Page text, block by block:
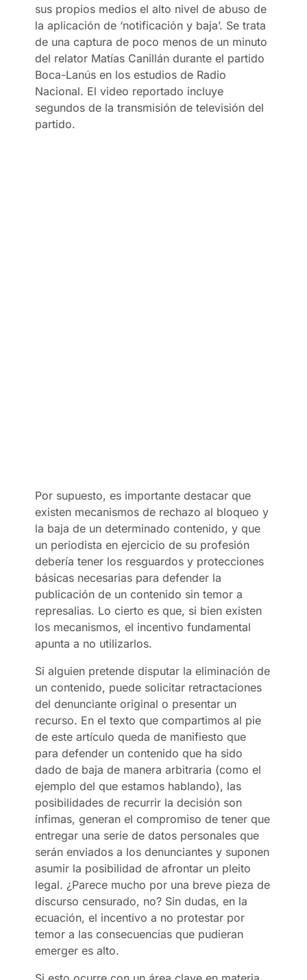
sus propios medios el alto nivel de abuso de
la aplicación de ‘notificación y baja’. Se trata
de una captura de poco menos de un minuto
del relator Matías Canillán durante el partido
Boca-Lanús en los estudios de Radio
Nacional. El video reportado incluye
segundos de la transmisión de televisión del
partido.
Por supuesto, es importante destacar que
existen mecanismos de rechazo al bloqueo y
la baja de un determinado contenido, y que
un periodista en ejercicio de su profesión
debería tener los resguardos y protecciones
básicas necesarias para defender la
publicación de un contenido sin temor a
represalias. Lo cierto es que, si bien existen
los mecanismos, el incentivo fundamental
apunta a no utilizarlos.
Si alguien pretende disputar la eliminación de
un contenido, puede solicitar retractaciones
del denunciante original o presentar un
recurso. En el texto que compartimos al pie
de este artículo queda de manifiesto que
para defender un contenido que ha sido
dado de baja de manera arbitraria (como el
ejemplo del que estamos hablando), las
posibilidades de recurrir la decisión son
ínfimas, generan el compromiso de tener que
entregar una serie de datos personales que
serán enviados a los denunciantes y suponen
asumir la posibilidad de afrontar un pleito
legal. ¿Parece mucho por una breve pieza de
discurso censurado, no? Sin dudas, en la
ecuación, el incentivo a no protestar por
temor a las consecuencias que pudieran
emerger es alto.